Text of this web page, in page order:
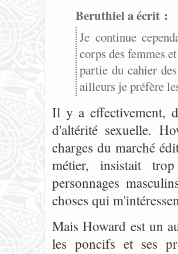
Beruthiel a écrit :
Je continue
corps des femmes
partie du cahier
ailleurs je préfère
Il y a effectivement,
d'altérité sexuelle.
charges du marché
métier, insistait
personnages
choses qui
Mais Howard est un
les poncifs et ses